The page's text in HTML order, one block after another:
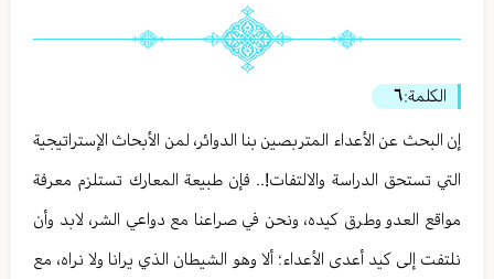
الكلمة:٦
إن البحث عن الأعداء المتربصين بنا الدوائر، لمن الأبحاث الإستراتيجية
التي تستحق الدراسة والالتفات!.. فإن طبيعة المعارك تستلزم معرفة
مواقع العدو وطرق كيده، ونحن في صراعنا مع دواعي الشر، لابد وأن
نلتفت إلى كيد أعدى الأعداء؛ ألا وهو الشيطان الذي يرانا ولا نراه، مع